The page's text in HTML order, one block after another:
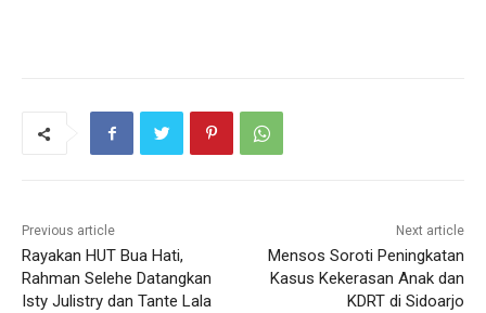
Previous article
Rayakan HUT Bua Hati,
Rahman Selehe Datangkan
Isty Julistry dan Tante Lala
Next article
Mensos Soroti Peningkatan
Kasus Kekerasan Anak dan
KDRT di Sidoarjo